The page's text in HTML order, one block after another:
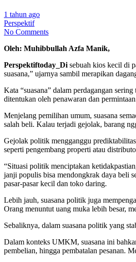
1 tahun ago
Perspektif
No Comments
Oleh: Muhibbullah Azfa Manik,
Perspektiftoday_Di sebuah kios kecil di
suasana,” ujarnya sambil merapikan
Kata “suasana” dalam perdagangan
ditentukan oleh penawaran dan
Menjelang pemilihan umum, suasana
salah beli. Kalau terjadi gejolak, barang
Gejolak politik mengganggu
seperti pengembang properti atau
“Situasi politik menciptakan
janji populis bisa mendongkrak daya beli
pasar-pasar kecil dan toko daring.
Lebih jauh, suasana politik juga
Orang menuntut uang muka lebih besar,
Sebaliknya, dalam suasana politik yang
Dalam konteks UMKM, suasana ini
pembelian, hingga pembatalan pesanan.